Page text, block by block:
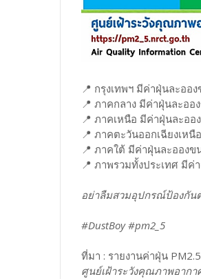
📍 กรุงเทพฯ มีค่าฝุ่นละออ
📍 ภาคกลาง มีค่าฝุ่นละออ
📍 ภาคเหนือ มีค่าฝุ่นละออ
📍 ภาคตะวันออกเฉียงเห
📍 ภาคใต้ มีค่าฝุ่นละอองข
📍 ภาพรวมทั้งประเทศ มีค่
อย่าลืมสวมอุปกรณ์ป้องกัน
#DustBoy #pm2_5
ที่มา : รายงานค่าฝุ่น
ศูนย์เฝ้าระวังคุณภาพอาก